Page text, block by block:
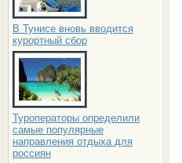
В Тунисе вновь вводится
курортный сбор
Туроператоры определили
самые популярные
направления отдыха для
россиян